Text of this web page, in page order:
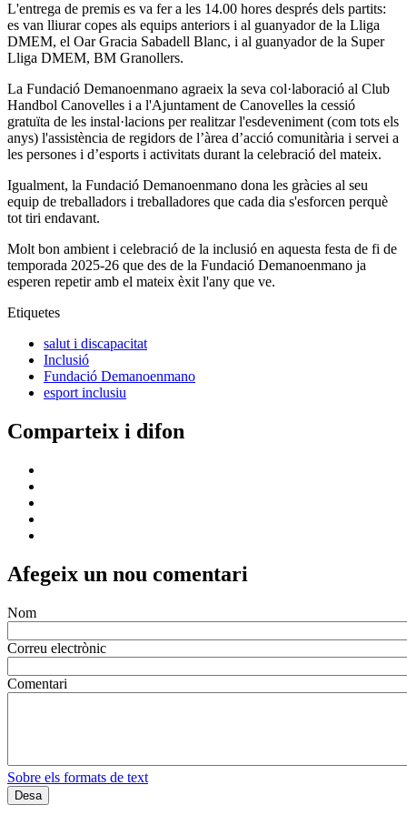
L'entrega de premis es va fer a les 14.00 hores després dels partits:
es van lliurar copes als equips anteriors i al guanyador de la Lliga
DMEM, el Oar Gracia Sabadell Blanc, i al guanyador de la Super
Lliga DMEM, BM Granollers.
La Fundació Demanoenmano agraeix la seva col·laboració al Club
Handbol Canovelles i a l'Ajuntament de Canovelles la cessió
gratuïta de les instal·lacions per realitzar l'esdeveniment (com tots els
anys) l'assistència de regidors de l’àrea d’acció comunitària i servei a
les persones i d’esports i activitats durant la celebració del mateix.
Igualment, la Fundació Demanoenmano dona les gràcies al seu
equip de treballadors i treballadores que cada dia s'esforcen perquè
tot tiri endavant.
Molt bon ambient i celebració de la inclusió en aquesta festa de fi de
temporada 2025-26 que des de la Fundació Demanoenmano ja
esperen repetir amb el mateix èxit l'any que ve.
Etiquetes
salut i discapacitat
Inclusió
Fundació Demanoenmano
esport inclusiu
Comparteix i difon
Afegeix un nou comentari
Nom
Correu electrònic
Comentari
Sobre els formats de text